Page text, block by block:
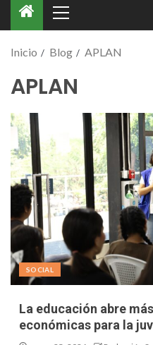
Inicio Blog APLAN
APLAN
SOCIAL
La educación abre
económicas para la